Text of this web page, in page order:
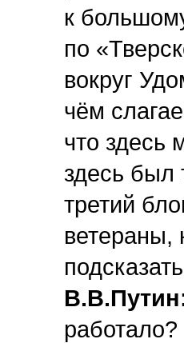
к
по
вокруг
чём
что здесь
здесь был
третий
ветераны,
работало?